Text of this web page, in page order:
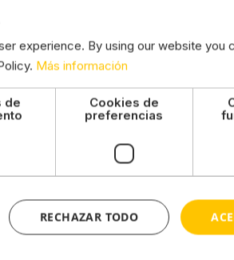
experience. By using our website you
Más información
de
Cookies de
preferencias
RECHAZAR TODO